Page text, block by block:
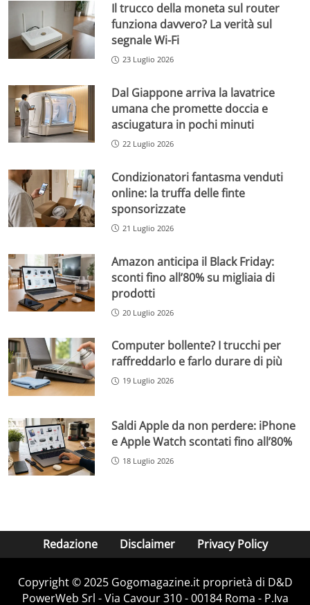
Il trucco della moneta sul router
funziona davvero? La verità sul
segnale Wi-Fi
23 Luglio 2026
Dal Giappone arriva la lavatrice
umana che promette doccia e
asciugatura in pochi minuti
22 Luglio 2026
Condizionatori fantasma venduti
online: la truffa delle finte
sponsorizzate
21 Luglio 2026
Amazon anticipa il Black Friday:
sconti fino all’80% su migliaia di
prodotti
20 Luglio 2026
Computer bollente? I trucchi per
raffreddarlo e farlo durare di più
19 Luglio 2026
Saldi Apple da non perdere: iPhone
e Apple Watch scontati fino all’80%
18 Luglio 2026
Redazione Disclaimer Privacy Policy
Copyright © 2025 Gogomagazine.it proprietà di D&D
PowerWeb Srl - Via Cavour 310 - 00184 Roma - P.Iva